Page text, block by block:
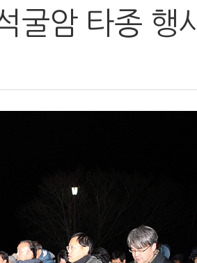
굴암 타종 행